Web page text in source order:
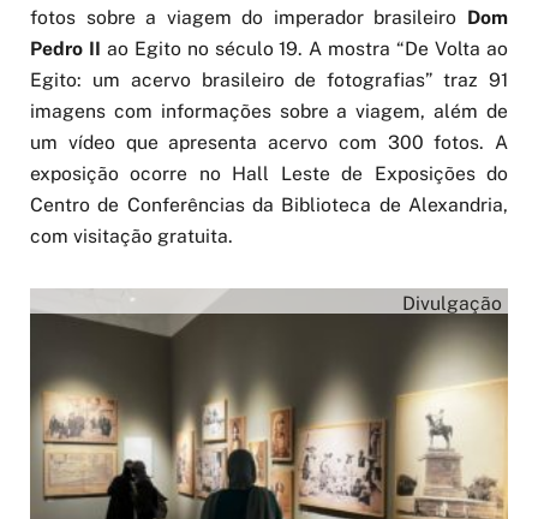
fotos sobre a viagem do imperador brasileiro Dom
Pedro II ao Egito no século 19. A mostra “De Volta ao
Egito: um acervo brasileiro de fotografias” traz 91
imagens com informações sobre a viagem, além de
um vídeo que apresenta acervo com 300 fotos. A
exposição ocorre no Hall Leste de Exposições do
Centro de Conferências da Biblioteca de Alexandria,
com visitação gratuita.
Divulgação